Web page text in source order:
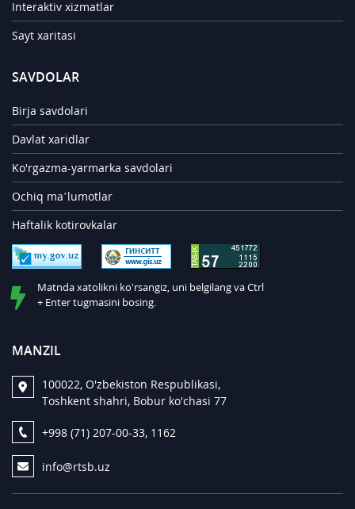
Interaktiv xizmatlar
Sayt xaritasi
SAVDOLAR
Birja savdolari
Davlat xaridlar
Ko'rgazma-yarmarka savdolari
Ochiq ma’lumotlar
Haftalik kotirovkalar
Matnda xatolikni ko'rsangiz, uni belgilang va Ctrl
+ Enter tugmasini bosing.
MANZIL
100022, O'zbekiston Respublikasi,
Toshkent shahri, Bobur ko'chasi 77
+998 (71) 207-00-33, 1162
info@rtsb.uz